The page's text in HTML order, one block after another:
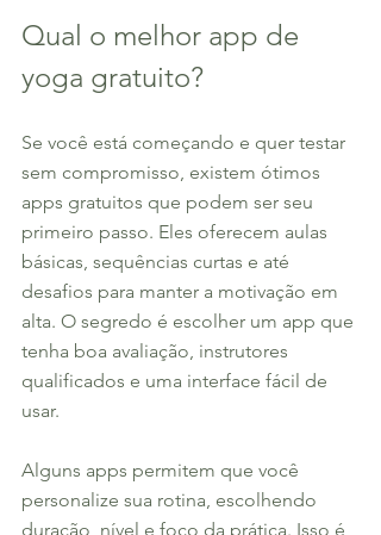
Qual o melhor app de
yoga gratuito?
Se você está começando e quer testar
sem compromisso, existem ótimos
apps gratuitos que podem ser seu
primeiro passo. Eles oferecem aulas
básicas, sequências curtas e até
desafios para manter a motivação em
alta. O segredo é escolher um app que
tenha boa avaliação, instrutores
qualificados e uma interface fácil de
usar.
Alguns apps permitem que você
personalize sua rotina, escolhendo
duração, nível e foco da prática. Isso é